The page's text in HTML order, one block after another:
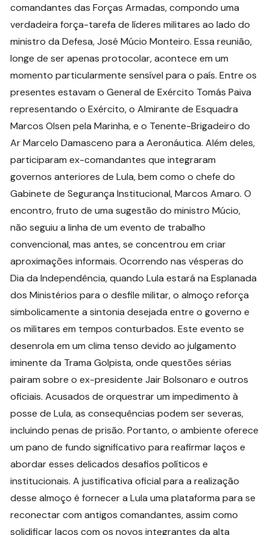
comandantes das Forças Armadas, compondo uma
verdadeira força-tarefa de líderes militares ao lado do
ministro da Defesa, José Múcio Monteiro. Essa reunião,
longe de ser apenas protocolar, acontece em um
momento particularmente sensível para o país. Entre os
presentes estavam o General de Exército Tomás Paiva
representando o Exército, o Almirante de Esquadra
Marcos Olsen pela Marinha, e o Tenente-Brigadeiro do
Ar Marcelo Damasceno para a Aeronáutica. Além deles,
participaram ex-comandantes que integraram
governos anteriores de Lula, bem como o chefe do
Gabinete de Segurança Institucional, Marcos Amaro. O
encontro, fruto de uma sugestão do ministro Múcio,
não seguiu a linha de um evento de trabalho
convencional, mas antes, se concentrou em criar
aproximações informais. Ocorrendo nas vésperas do
Dia da Independência, quando Lula estará na Esplanada
dos Ministérios para o desfile militar, o almoço reforça
simbolicamente a sintonia desejada entre o governo e
os militares em tempos conturbados. Este evento se
desenrola em um clima tenso devido ao julgamento
iminente da Trama Golpista, onde questões sérias
pairam sobre o ex-presidente Jair Bolsonaro e outros
oficiais. Acusados de orquestrar um impedimento à
posse de Lula, as consequências podem ser severas,
incluindo penas de prisão. Portanto, o ambiente oferece
um pano de fundo significativo para reafirmar laços e
abordar esses delicados desafios políticos e
institucionais. A justificativa oficial para a realização
desse almoço é fornecer a Lula uma plataforma para se
reconectar com antigos comandantes, assim como
solidificar laços com os novos integrantes da alta